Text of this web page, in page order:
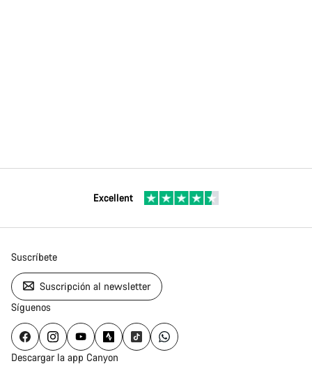
Excellent
Suscríbete
Suscripción al newsletter
Síguenos
Descargar la app Canyon